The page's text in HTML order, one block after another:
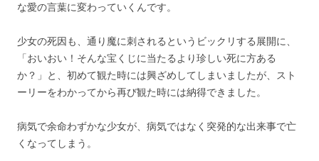
な愛の言葉に変わっていくんです。
少女の死因も、通り魔に刺されるというビックリする展開に、
「おいおい！そんな宝くじに当たるより珍しい死に方ある
か？」と、初めて観た時には興ざめしてしまいましたが、スト
ーリーをわかってから再び観た時には納得できました。
病気で余命わずかな少女が、病気ではなく突発的な出来事で亡
くなってしまう。